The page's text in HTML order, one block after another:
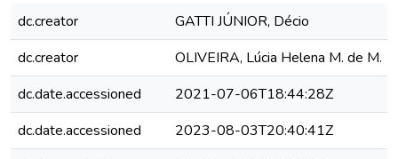
dc.creator
GATTI JÚNIOR, Décio
dc.creator
OLIVEIRA, Lúcia Helena M. de M.
dc.date.accessioned
2021-07-06T18:44:28Z
dc.date.accessioned
2023-08-03T20:40:41Z